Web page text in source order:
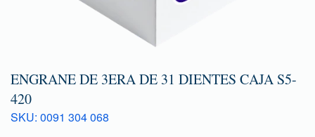
ENGRANE DE 3ERA DE 31 DIENTES CAJA S5-
420
SKU: 0091 304 068